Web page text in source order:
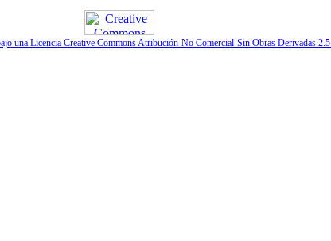
una Licencia Creative Commons Atribución-No Comercial-Sin Obras Derivadas 2.5